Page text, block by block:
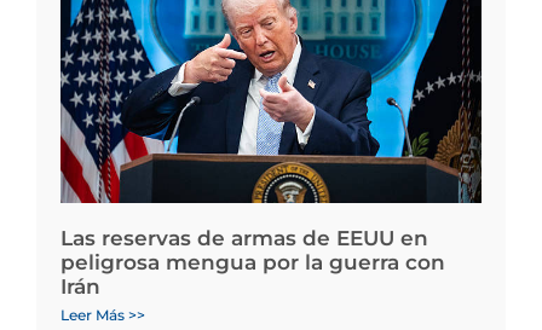
Las reservas de armas de EEUU en
peligrosa mengua por la guerra con
Irán
Leer Más >>